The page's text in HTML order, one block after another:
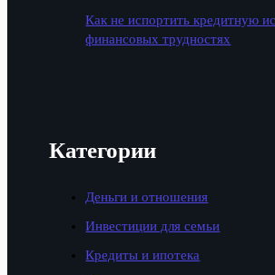
Как не испортить кредитную
финансовых трудностях
Категории
Деньги и отношения
Инвестиции для семьи
Кредиты и ипотека